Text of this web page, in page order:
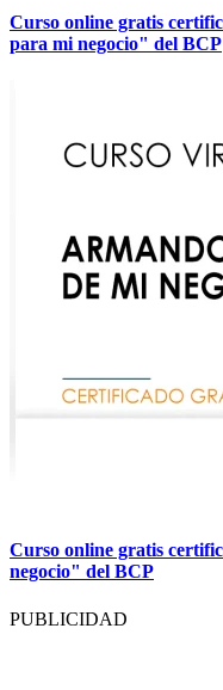
Curso online gratis
para mi negocio" del BCP
Curso online gratis
negocio" del BCP
PUBLICIDAD